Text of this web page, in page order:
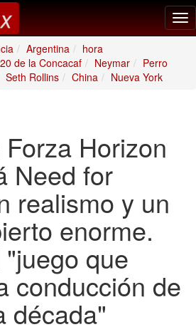
Argentina
hora
de la Concacaf
Neymar
Perro
Seth Rollins China Nueva York
Horizon
Need for
realismo y un
enorme.
que
conducción de
década"